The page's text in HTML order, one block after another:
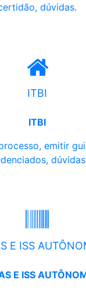
dúvidas.
ITBI
ITBI
emitir
E ISS
E ISS